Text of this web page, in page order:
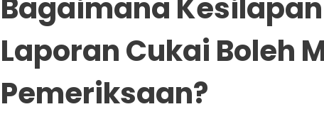
Bagaimana
Laporan Cukai Boleh
Pemeriksaan?